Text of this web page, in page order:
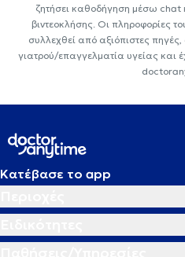
ζητήσει καθοδήγηση μέσω chat
βιντεοκλήσης. Οι πληροφορίες
συλλεχθεί από αξιόπιστες
γιατρού/επαγγελματία υγείας και
Κατέβασε το app